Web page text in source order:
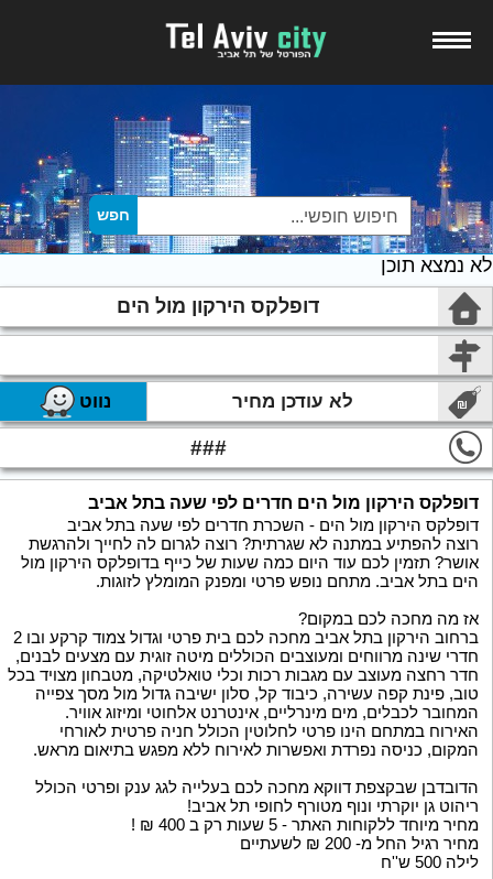
לא נמצא תוכן
דופלקס הירקון מול הים
לא עודכן מחיר נווט
###
דופלקס הירקון מול הים חדרים לפי שעה בתל אביב
דופלקס הירקון מול הים - השכרת חדרים לפי שעה בתל אביב
רוצה להפתיע במתנה לא שגרתית? רוצה לגרום לה לחייך ולהרגשת
אושר? תזמין לכם עוד היום כמה שעות של כייף בדופלקס הירקון מול
הים בתל אביב. מתחם נופש פרטי ומפנק המומלץ לזוגות.
אז מה מחכה לכם במקום?
ברחוב הירקון בתל אביב מחכה לכם בית פרטי וגדול צמוד קרקע ובו 2
חדרי שינה מרווחים ומעוצבים הכוללים מיטה זוגית עם מצעים לבנים,
חדר רחצה מעוצב עם מגבות רכות וכלי טואלטיקה, מטבחון מצויד בכל
טוב, פינת קפה עשירה, כיבוד קל, סלון ישיבה גדול מול מסך צפייה
המחובר לכבלים, מים מינרליים, אינטרנט אלחוטי ומיזוג אוויר.
האירוח במתחם הינו פרטי לחלוטין הכולל חניה פרטית לאורחי
המקום, כניסה נפרדת ואפשרות לאירוח ללא מפגש בתיאום מראש.
הדובדבן שבקצפת דווקא מחכה לכם בעלייה לגג ענק ופרטי הכולל
ריהוט גן יוקרתי ונוף מטורף לחופי תל אביב!
מחיר מיוחד ללקוחות האתר - 5 שעות רק ב 400 ₪ !
מחיר רגיל החל מ- 200 ₪ לשעתיים
לילה 500 ש''ח